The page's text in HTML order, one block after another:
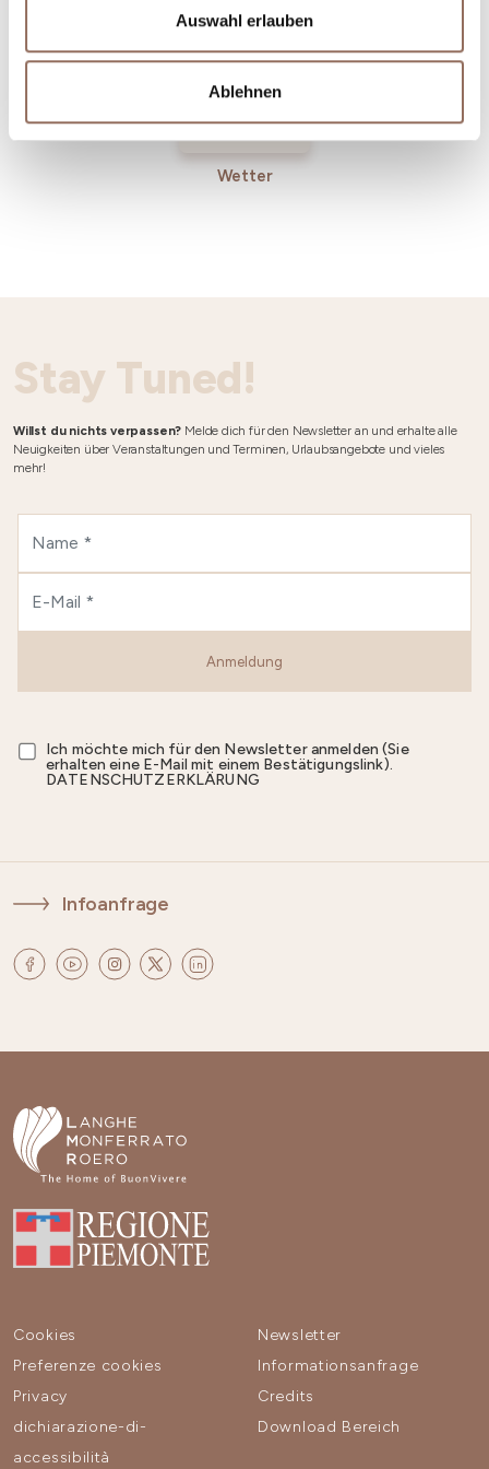
Auswahl erlauben
Ablehnen
Wetter
Stay Tuned!
Willst du nichts verpassen? Melde dich für den Newsletter an und erhalte alle
Neuigkeiten über Veranstaltungen und Terminen, Urlaubsangebote und vieles
mehr!
Anmeldung
Ich möchte mich für den Newsletter anmelden (Sie
erhalten eine E-Mail mit einem Bestätigungslink).
DATENSCHUTZERKLÄRUNG
Infoanfrage
Cookies
Preferenze cookies
Privacy
dichiarazione-di-
accessibilità
Newsletter
Informationsanfrage
Credits
Download Bereich